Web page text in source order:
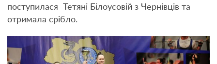
поступилася Тетяні Білоусовій з Чернівців та
отримала срібло.